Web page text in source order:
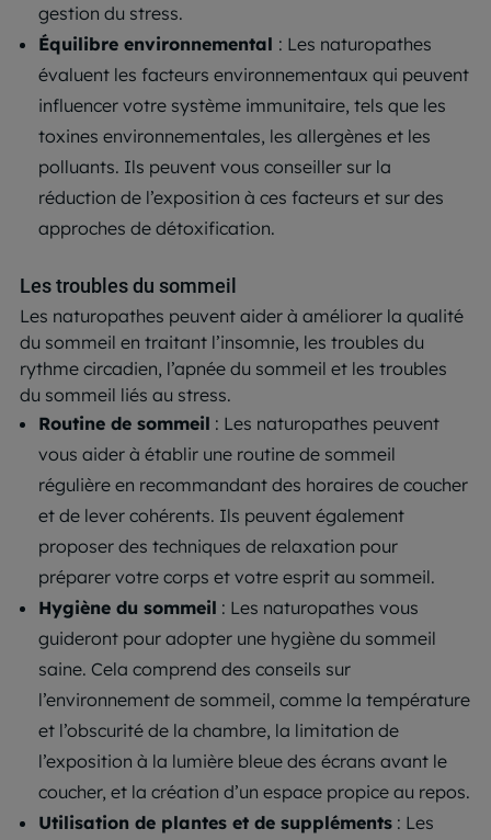
gestion du stress.
Équilibre environnemental : Les naturopathes
évaluent les facteurs environnementaux qui peuvent
influencer votre système immunitaire, tels que les
toxines environnementales, les allergènes et les
polluants. Ils peuvent vous conseiller sur la
réduction de l’exposition à ces facteurs et sur des
approches de détoxification.
Les troubles du sommeil
Les naturopathes peuvent aider à améliorer la qualité
du sommeil en traitant l’insomnie, les troubles du
rythme circadien, l’apnée du sommeil et les troubles
du sommeil liés au stress.
Routine de sommeil : Les naturopathes peuvent
vous aider à établir une routine de sommeil
régulière en recommandant des horaires de coucher
et de lever cohérents. Ils peuvent également
proposer des techniques de relaxation pour
préparer votre corps et votre esprit au sommeil.
Hygiène du sommeil : Les naturopathes vous
guideront pour adopter une hygiène du sommeil
saine. Cela comprend des conseils sur
l’environnement de sommeil, comme la température
et l’obscurité de la chambre, la limitation de
l’exposition à la lumière bleue des écrans avant le
coucher, et la création d’un espace propice au repos.
Utilisation de plantes et de suppléments : Les